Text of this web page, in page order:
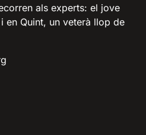
als experts: el jove
en Quint, un veterà llop de